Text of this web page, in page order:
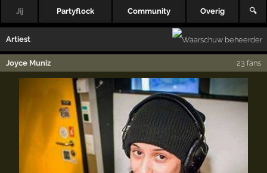
Jij Partyflock Community Overig 🔍
Artiest
Joyce Muniz 23 fans